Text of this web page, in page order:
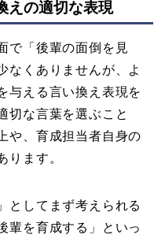
えの適切な表現
で「後輩の面倒を見
なくありませんが、よ
与える言い換え表現を
切な言葉を選ぶこと
や、育成担当者自身の
ります。
としてまず考えられる
輩を育成する」といっ